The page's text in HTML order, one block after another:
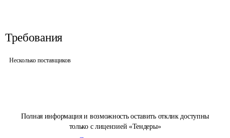
Полная информация и возможность оставить отклик доступны
только с лицензией «Тендеры»
Требования
Несколько поставщиков